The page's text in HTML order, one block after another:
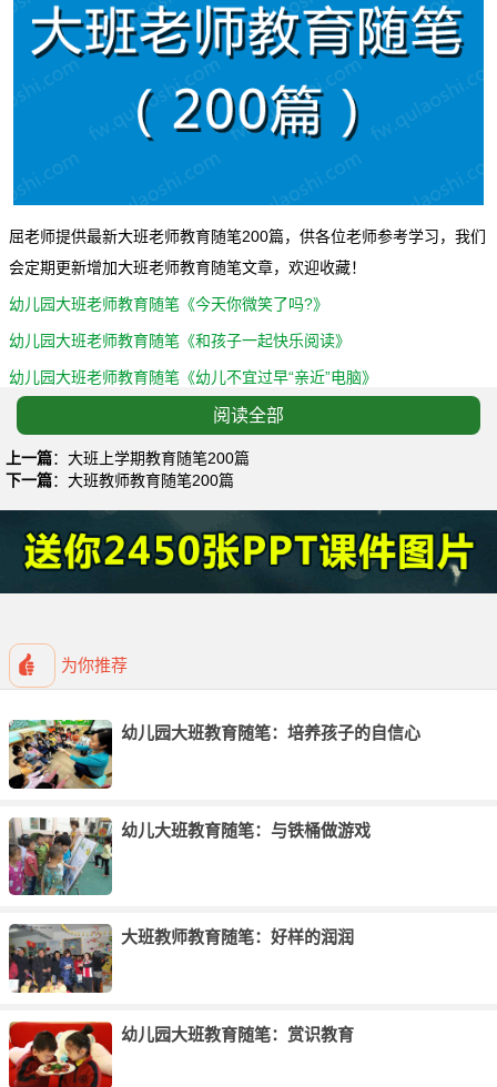
屈老师提供最新大班老师教育随笔200篇，供各位老师参考学习，我们
会定期更新增加大班老师教育随笔文章，欢迎收藏！
幼儿园大班老师教育随笔《今天你微笑了吗?》
幼儿园大班老师教育随笔《和孩子一起快乐阅读》
幼儿园大班老师教育随笔《幼儿不宜过早“亲近”电脑》
大班老师教育随笔《对不起~》
幼儿园大班老师教育随笔《家长应给孩子诉说的机会》
大班老师教育随笔《年龄偏小的孩子上大班该不该》
大班老师教育随笔《我们一起拉拉勾》
幼儿园大班老师教育随笔《尊重名字》
幼儿园大班老师教育随笔《淘气孩子也需要孩子的关爱》
大班老师教育随笔《如何培养5岁孩子的自信心》
幼儿园大班老师教育随笔《用“追问”读懂孩子》
幼儿园大班老师教育随笔《勤沟通，少误会！》
幼儿园大班老师教育随笔《晨检时多与孩子交流》
大班老师教育随笔《孩子注意力不集中怎么办?》
大班老师教育随笔《当孩子开始顶嘴的时候》
大班老师教育随笔《说谎的孩子》
大班老师教育随笔《排队引起的风波》
大班老师教育随笔《根据孩子需要设置区角活动》
阅读全部
上一篇： 大班上学期教育随笔200篇
下一篇： 大班教师教育随笔200篇
为你推荐
幼儿园大班教育随笔：培养孩子的自信心
幼儿大班教育随笔：与铁桶做游戏
大班教师教育随笔：好样的润润
幼儿园大班教育随笔：赏识教育